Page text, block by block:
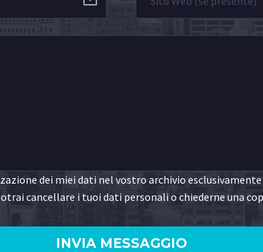
dei miei dati nel vostro archivio
cancellare i tuoi dati personali o chiederne una